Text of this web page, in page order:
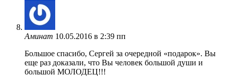
Аминат 10.05.2016 в 2:39 пп
Большое спасибо, Сергей за очередной «подарок». Вы
еще раз доказали, что Вы человек большой души и
большой МОЛОДЕЦ!!!